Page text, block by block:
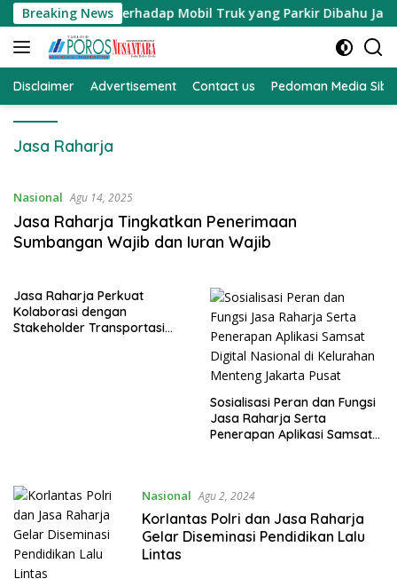
Langsung
ke
konten
Breaking News
Teguran Terhadap Mobil Truk yang Parkir Dibahu Jalan di
Disclaimer Advertisement Contact us Pedoman Media
Jasa Raharja
Nasional Agu 14, 2025
Jasa Raharja Tingkatkan Penerimaan
Sumbangan Wajib dan Iuran Wajib
Jasa Raharja Perkuat
Kolaborasi dengan
Stakeholder Transportasi
Sosialisasi Peran dan Fungsi
Jasa Raharja Serta
Penerapan Aplikasi Samsat
Nasional Agu 2, 2024
Korlantas Polri dan Jasa Raharja
Gelar Diseminasi Pendidikan Lalu
Lintas